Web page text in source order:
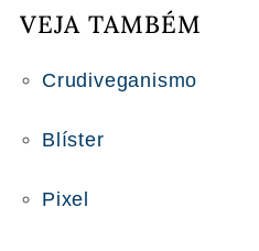
VEJA TAMBÉM
Crudiveganismo
Blíster
Pixel